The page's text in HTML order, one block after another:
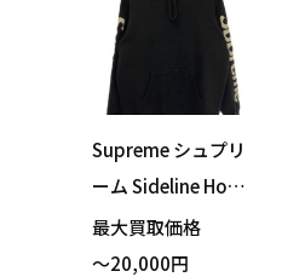
Supreme シュプリ
ーム Sideline Hood
ed Sweatshirt パー
カー ブラック Mサ
最大買取価格
～20,000円